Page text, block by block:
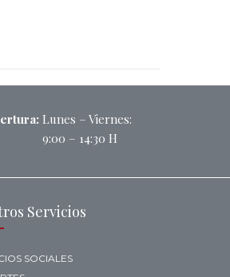
Lunes – Viernes:
9:00 – 14:30 H
Servicios
SOCIALES